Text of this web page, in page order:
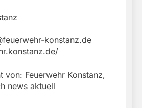
konstanz.de
von: Feuerwehr Konstanz,
news aktuell